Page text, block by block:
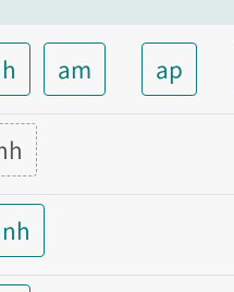
am ap